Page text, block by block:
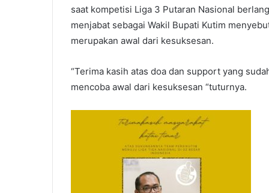
saat kompetisi Liga 3 Putaran Nasional
menjabat sebagai Wakil Bupati Kutim
merupakan awal dari kesuksesan.
“Terima kasih atas doa dan support yang
mencoba awal dari kesuksesan “tuturnya.